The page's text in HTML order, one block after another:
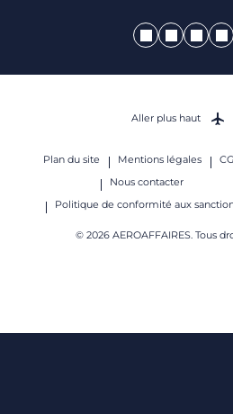
Plan du site Mentions légales
Nous contacter
Politique de conformité aux
© 2026 AEROAFFAIRES. Tous
Aller plus haut